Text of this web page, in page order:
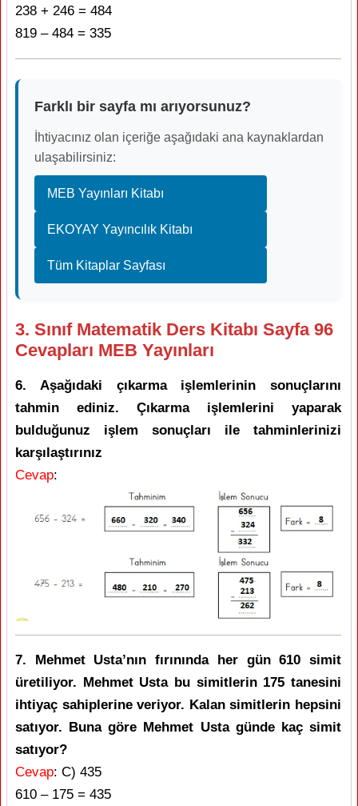
238 + 246 = 484
819 – 484 = 335
Farklı bir sayfa mı arıyorsunuz?
İhtiyacınız olan içeriğe aşağıdaki ana kaynaklardan
ulaşabilirsiniz:
MEB Yayınları Kitabı
EKOYAY Yayıncılık Kitabı
Tüm Kitaplar Sayfası
3. Sınıf Matematik Ders Kitabı Sayfa 96
Cevapları MEB Yayınları
6. Aşağıdaki çıkarma işlemlerinin sonuçlarını
tahmin ediniz. Çıkarma işlemlerini yaparak
bulduğunuz işlem sonuçları ile tahminlerinizi
karşılaştırınız
Cevap:
7. Mehmet Usta’nın fırınında her gün 610 simit
üretiliyor. Mehmet Usta bu simitlerin 175 tanesini
ihtiyaç sahiplerine veriyor. Kalan simitlerin hepsini
satıyor. Buna göre Mehmet Usta günde kaç simit
satıyor?
Cevap: C) 435
610 – 175 = 435